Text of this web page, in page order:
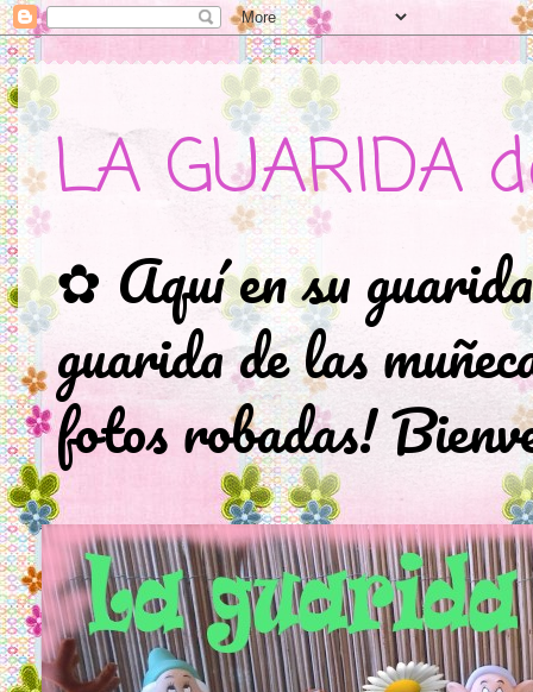
LA GUARIDA
✿ Aquí en su
guarida de las
fotos robadas!